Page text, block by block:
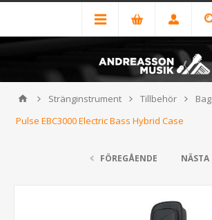
Stränginstrument Tillbehör
Pulse EBC3000 Electric Bass Hybrid Case
FÖREGÅENDE NÄSTA